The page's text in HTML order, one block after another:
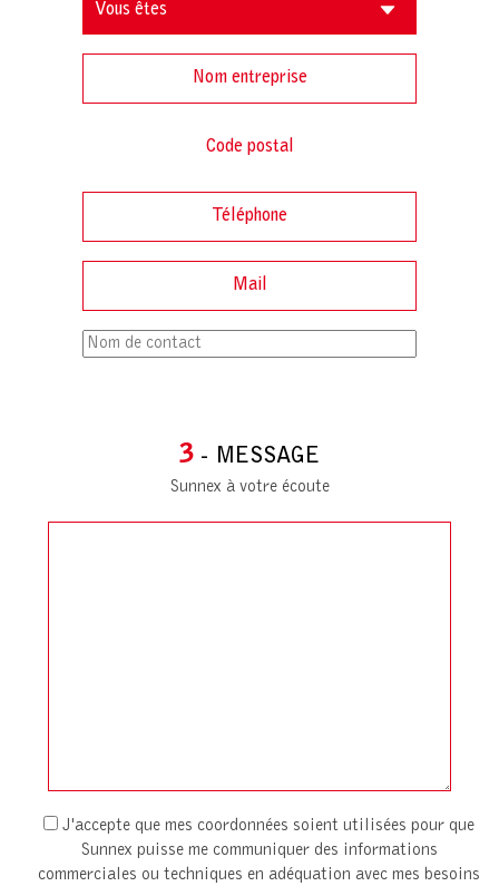
3 - MESSAGE
Sunnex à votre écoute
J'accepte que mes coordonnées soient utilisées pour que
Sunnex puisse me communiquer des informations
commerciales ou techniques en adéquation avec mes besoins